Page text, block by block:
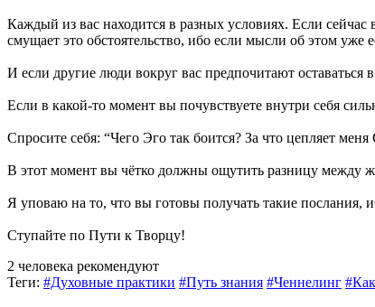
Каждый из вас находится в разных условиях. Если
смущает это обстоятельство, ибо если мысли об этом уже
И если другие люди вокруг вас предпочитают
Если в какой-то момент вы почувствуете внутри себя
Спросите себя: “Чего Эго так боится? За что цепляет
В этот момент вы чётко должны ощутить разницу между
Я уповаю на то, что вы готовы получать такие
Ступайте по Пути к Творцу!
2 человека рекомендуют
Теги: #Духовные практики #Путь знания #Ченнелинг